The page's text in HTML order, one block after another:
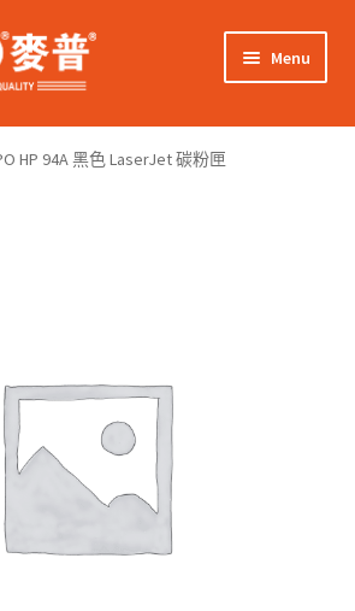
Menu
HP 94A 黑色 LaserJet 碳粉匣